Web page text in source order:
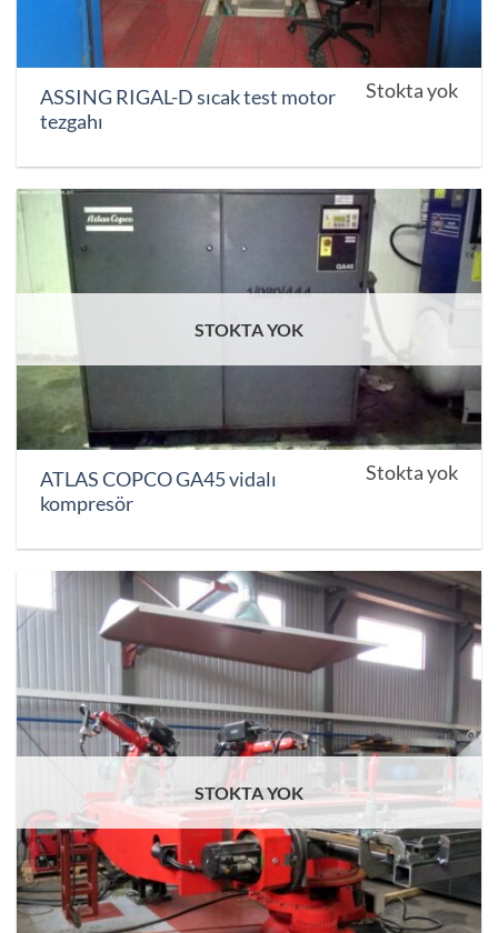
ASSING RIGAL-D sıcak test motor
tezgahı
Stokta yok
STOKTA YOK
ATLAS COPCO GA45 vidalı
kompresör
Stokta yok
STOKTA YOK